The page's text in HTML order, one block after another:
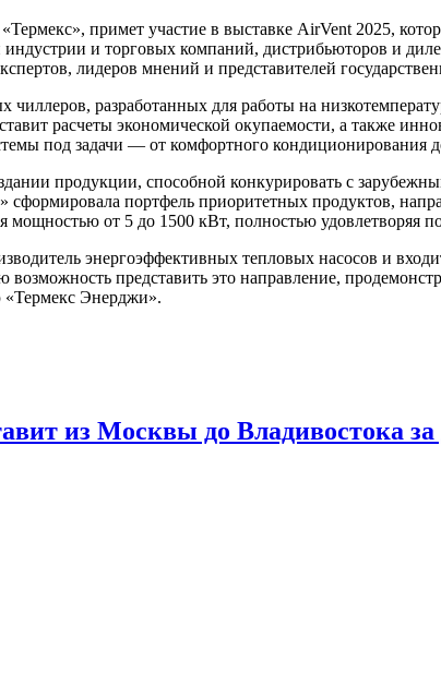
примет участие в выставке AirVent 2025,
и торговых компаний, дистрибьюторов и
лидеров мнений и представителей
разработанных для работы на
расчеты экономической окупаемости, а также
под задачи — от комфортного кондиционирования
продукции, способной конкурировать с
сформировала портфель приоритетных продуктов,
от 5 до 1500 кВт, полностью удовлетворяя
энергоэффективных тепловых насосов и
представить это направление,
«Термекс Энерджи».
из Москвы до Владивостока за